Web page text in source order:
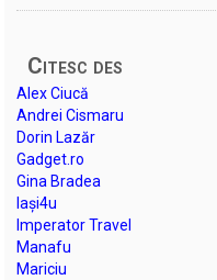
Citesc des
Alex Ciucă
Andrei Cismaru
Dorin Lazăr
Gadget.ro
Gina Bradea
Iași4u
Imperator Travel
Manafu
Mariciu